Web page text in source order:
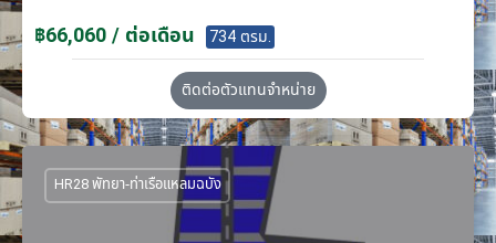
฿66,060 / ต่อเดือน 734 ตรม.
ติดต่อตัวแทนจำหน่าย
HR28 พัทยา-ท่าเรือแหลมฉบัง